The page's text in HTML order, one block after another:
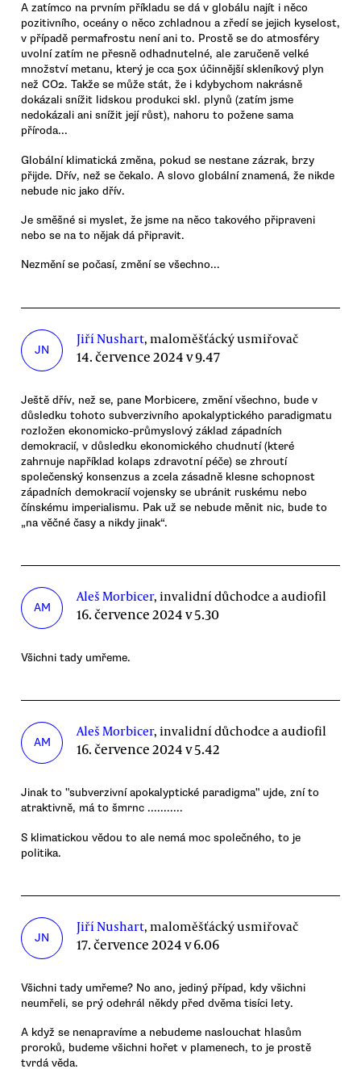
A zatímco na prvním příkladu se dá v globálu najít i něco
pozitivního, oceány o něco zchladnou a zředí se jejich kyselost,
v případě permafrostu není ani to. Prostě se do atmosféry
uvolní zatím ne přesně odhadnutelné, ale zaručeně velké
množství metanu, který je cca 50x účinnější skleníkový plyn
než CO2. Takže se může stát, že i kdybychom nakrásně
dokázali snížit lidskou produkci skl. plynů (zatím jsme
nedokázali ani snížit její růst), nahoru to požene sama
příroda...
Globální klimatická změna, pokud se nestane zázrak, brzy
přijde. Dřív, než se čekalo. A slovo globální znamená, že nikde
nebude nic jako dřív.
Je směšné si myslet, že jsme na něco takového připraveni
nebo se na to nějak dá připravit.
Nezmění se počasí, změní se všechno...
JN
Jiří Nushart, maloměšťácký usmiřovač
14. července 2024 v 9.47
Ještě dřív, než se, pane Morbicere, změní všechno, bude v
důsledku tohoto subverzivního apokalyptického paradigmatu
rozložen ekonomicko-průmyslový základ západních
demokracií, v důsledku ekonomického chudnutí (které
zahrnuje například kolaps zdravotní péče) se zhroutí
společenský konsenzus a zcela zásadně klesne schopnost
západních demokracií vojensky se ubránit ruskému nebo
čínskému imperialismu. Pak už se nebude měnit nic, bude to
„na věčné časy a nikdy jinak“.
AM
Aleš Morbicer, invalidní důchodce a audiofil
16. července 2024 v 5.30
Všichni tady umřeme.
AM
Aleš Morbicer, invalidní důchodce a audiofil
16. července 2024 v 5.42
Jinak to "subverzivní apokalyptické paradigma" ujde, zní to
atraktivně, má to šmrnc ...........
S klimatickou vědou to ale nemá moc společného, to je
politika.
JN
Jiří Nushart, maloměšťácký usmiřovač
17. července 2024 v 6.06
Všichni tady umřeme? No ano, jediný případ, kdy všichni
neumřeli, se prý odehrál někdy před dvěma tisíci lety.
A když se nenapravíme a nebudeme naslouchat hlasům
proroků, budeme všichni hořet v plamenech, to je prostě
tvrdá věda.